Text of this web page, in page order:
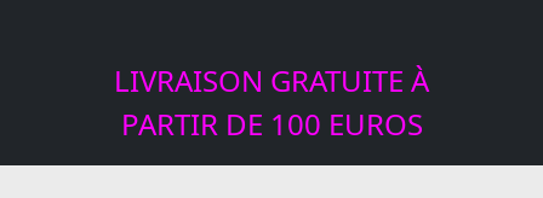
LIVRAISON GRATUITE À
PARTIR DE 100 EUROS